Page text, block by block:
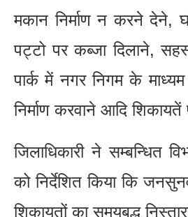
मकान निर्माण न करने देने,
पट्टो पर कब्जा दिलाने,
पार्क में नगर निगम के
निर्माण करवाने आदि शिकायतें
जिलाधिकारी ने सम्बन्धित
को निर्देशित किया कि
शिकायतों का समयबद्ध